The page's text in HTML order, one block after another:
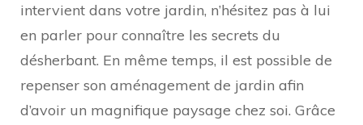
intervient dans votre jardin, n’hésitez pas à lui
en parler pour connaître les secrets du
désherbant. En même temps, il est possible de
repenser son aménagement de jardin afin
d’avoir un magnifique paysage chez soi. Grâce